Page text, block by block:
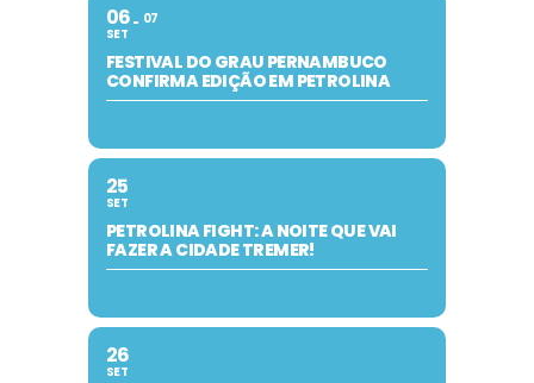
06
SET
07
FESTIVAL DO GRAU PERNAMBUCO
CONFIRMA EDIÇÃO EM PETROLINA
25
SET
PETROLINA FIGHT: A NOITE QUE VAI
FAZER A CIDADE TREMER!
26
SET